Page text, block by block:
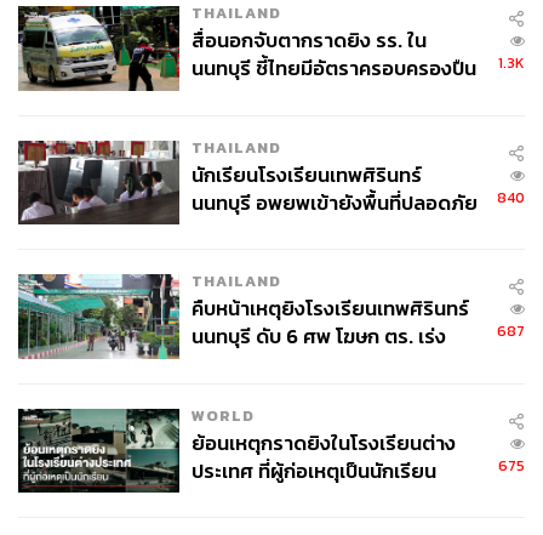
THAILAND
สื่อนอกจับตากราดยิง รร. ใน
นนทบุรี ชี้ไทยมีอัตราครอบครองปืน
1.3K
THAILAND
นักเรียนโรงเรียนเทพศิรินทร์
นนทบุรี อพยพเข้ายังพื้นที่ปลอดภัย
840
THAILAND
คืบหน้าเหตุยิงโรงเรียนเทพศิรินทร์
นนทบุรี ดับ 6 ศพ โฆษก ตร. เร่ง
687
WORLD
ย้อนเหตุกราดยิงในโรงเรียนต่าง
ประเทศ ที่ผู้ก่อเหตุเป็นนักเรียน
675